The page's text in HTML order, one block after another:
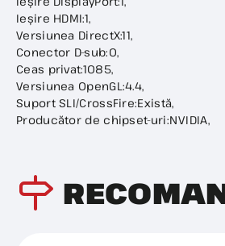
Ieșire HDMI:1,
Versiunea DirectX:11,
Conector D-sub:0,
Ceas privat:1085,
Versiunea OpenGL:4.4,
Suport SLI/CrossFire:Există,
Producător de chipset-uri:NVIDIA,